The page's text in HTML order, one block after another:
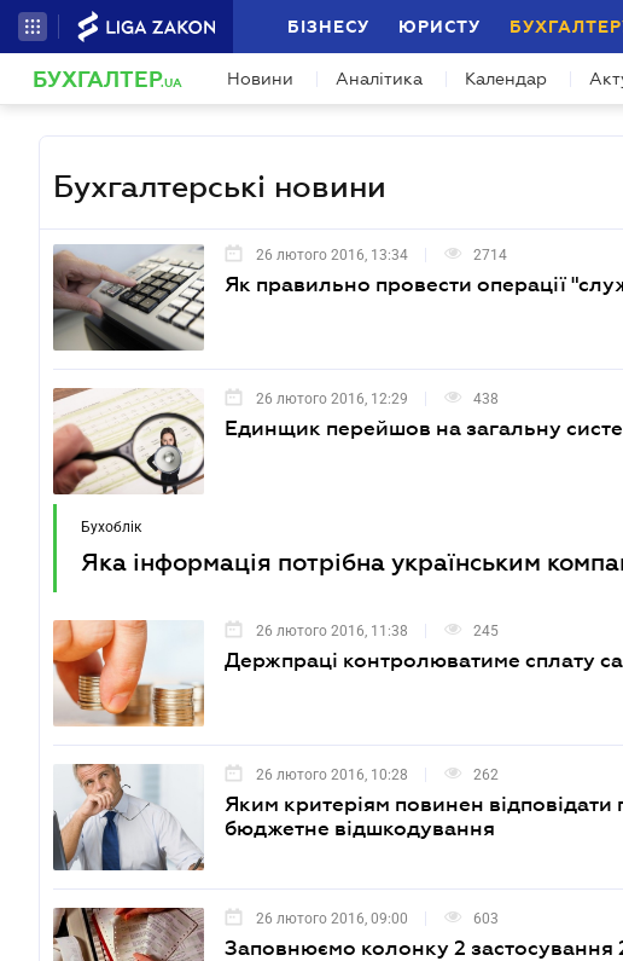
БІЗНЕСУ ЮРИСТУ
БУХГАЛТЕР.UA Новини Аналітика Календар
Бухгалтерські новини
26 лютого 2016, 13:34 2714
Як правильно провести операції
26 лютого 2016, 12:29 438
Единщик перейшов на загальну
Бухоблік
Яка інформація потрібна українським
26 лютого 2016, 11:38 245
Держпраці контролюватиме сплату
26 лютого 2016, 10:28 262
Яким критеріям повинен
бюджетне відшкодування
26 лютого 2016, 09:00 603
Заповнюємо колонку 2 застосування